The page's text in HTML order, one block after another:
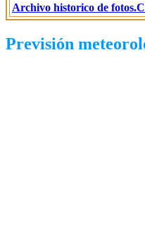
Archivo historico de
Previsión